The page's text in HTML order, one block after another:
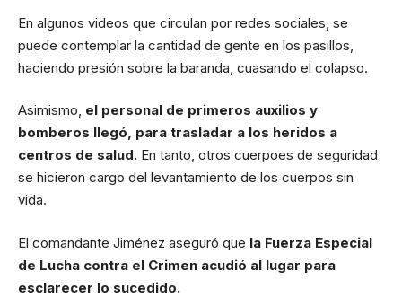
En algunos videos que circulan por redes sociales, se
puede contemplar la cantidad de gente en los pasillos,
haciendo presión sobre la baranda, cuasando el colapso.
Asimismo, el personal de primeros auxilios y
bomberos llegó, para trasladar a los heridos a
centros de salud. En tanto, otros cuerpoes de seguridad
se hicieron cargo del levantamiento de los cuerpos sin
vida.
El comandante Jiménez aseguró que la Fuerza Especial
de Lucha contra el Crimen acudió al lugar para
esclarecer lo sucedido.